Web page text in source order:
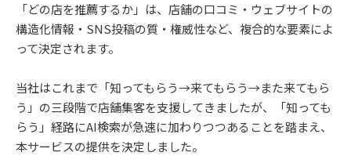
「どの店を推薦するか」は、店舗の口コミ・ウェブサイトの
構造化情報・SNS投稿の質・権威性など、複合的な要素によ
って決定されます。
当社はこれまで「知ってもらう→来てもらう→また来てもら
う」の三段階で店舗集客を支援してきましたが、「知っても
らう」経路にAI検索が急速に加わりつつあることを踏まえ、
本サービスの提供を決定しました。